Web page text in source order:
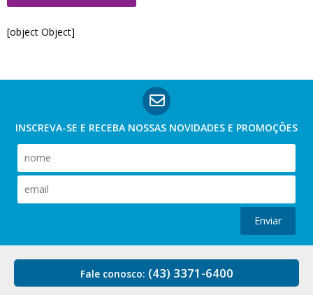
[object Object]
INSCREVA-SE E RECEBA NOSSAS NOVIDADES E PROMOÇÕES
Enviar
Fale conosco: (43) 3371-6400